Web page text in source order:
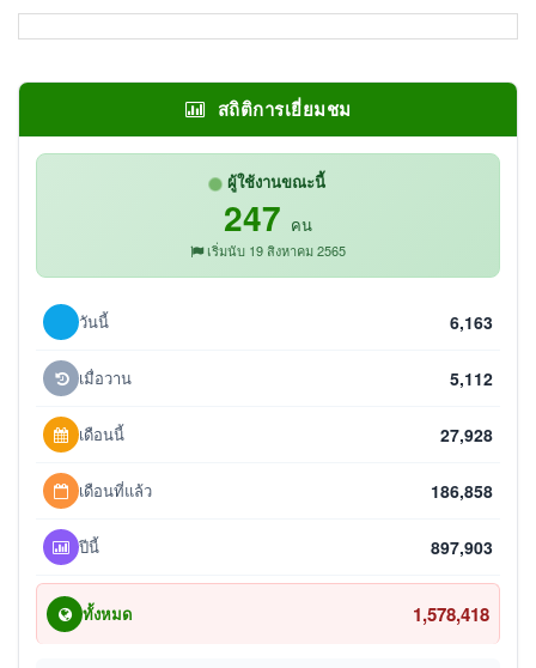
สถิติการเยี่ยมชม
ผู้ใช้งานขณะนี้
247 คน
เริ่มนับ 19 สิงหาคม 2565
วันนี้ 6,163
เมื่อวาน 5,112
เดือนนี้ 27,928
เดือนที่แล้ว 186,858
ปีนี้ 897,903
ทั้งหมด 1,578,418